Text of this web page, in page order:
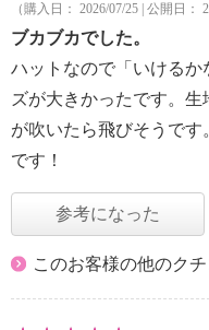
（購入日： 2026/07/25 | 公開日：
ブカブカでした。
ハットなので「いけるか
ズが大きかったです。
が吹いたら飛びそうで
です！
参考になった
このお客様の他のク